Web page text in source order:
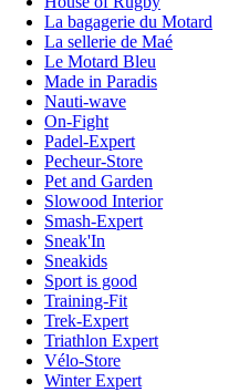
La bagagerie du Motard
La sellerie de Maé
Le Motard Bleu
Made in Paradis
Nauti-wave
On-Fight
Padel-Expert
Pecheur-Store
Pet and Garden
Slowood Interior
Smash-Expert
Sneak'In
Sneakids
Sport is good
Training-Fit
Trek-Expert
Triathlon Expert
Vélo-Store
Winter Expert